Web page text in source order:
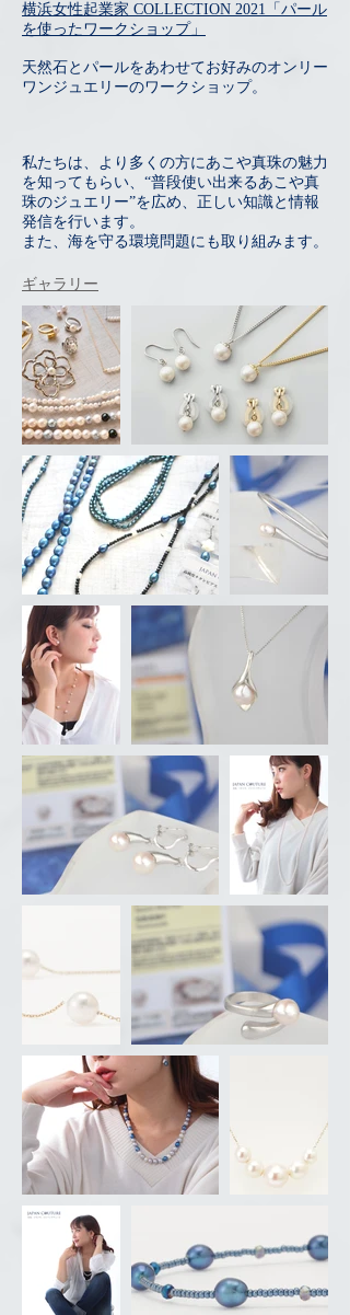
横浜女性起業家 COLLECTION 2021「 パール
を使ったワークショップ 」
​天然石とパールをあわせてお好みのオンリー
ワンジュエリーのワークショップ。
私たちは、より多くの方にあこや真珠の魅力
を知ってもらい、“普段使い出来るあこや真
珠のジュエリー”を広め、正しい知識と情報
発信を行います。
また、海を守る環境問題にも取り組みます。
ギャラリー